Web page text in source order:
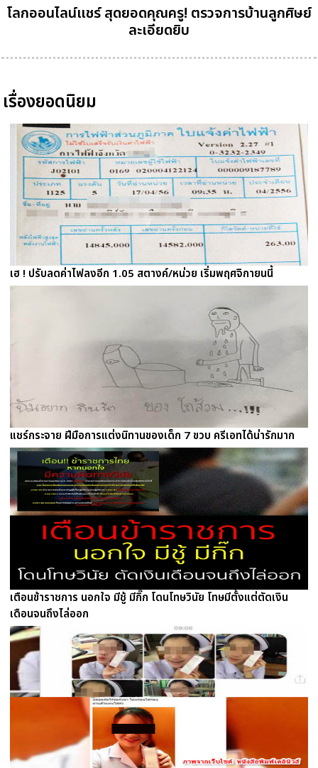
โลกออนไลน์แชร์ สุดยอดคุณครู! ตรวจการบ้านลูกศิษย์
ละเอียดยิบ
เรื่องยอดนิยม
เฮ ! ปรับลดค่าไฟลงอีก 1.05 สตางค์/หน่วย เริ่มพฤศจิกายนนี้
แชร์กระจาย ฝีมือการแต่งนิทานของเด็ก 7 ขวบ ครีเอทได้น่ารักมาก
เตือนข้าราชการ นอกใจ มีชู้ มีกิ๊ก โดนโทษวินัย โทษมีตั้งแต่ตัดเงิน
เดือนจนถึงไล่ออก